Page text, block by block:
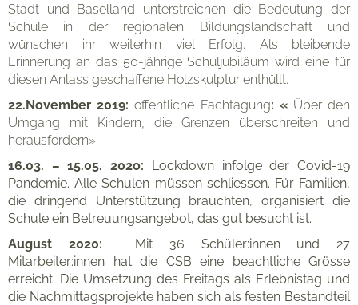
Stadt und Baselland unterstreichen die Bedeutung der
Schule in der regionalen Bildungslandschaft und
wünschen ihr weiterhin viel Erfolg. Als bleibende
Erinnerung an das 50-jährige Schuljubiläum wird eine für
diesen Anlass geschaffene Holzskulptur enthüllt.
22.November 2019:öffentliche Fachtagung: « Über den
Umgang mit Kindern, die Grenzen überschreiten und
herausfordern».
16.03. – 15.05. 202o: Lockdown infolge der Covid-19
Pandemie. Alle Schulen müssen schliessen. Für Familien,
die dringend Unterstützung brauchten, organisiert die
Schule ein Betreuungsangebot, das gut besucht ist.
August 2020:
Mit 36 Schüler:innen und 27
Mitarbeiter:innen hat die CSB eine beachtliche Grösse
erreicht. Die Umsetzung des Freitags als Erlebnistag und
die Nachmittagsprojekte haben sich als festen Bestandteil